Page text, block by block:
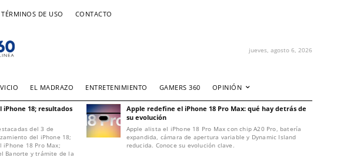
TÉRMINOS DE USO CONTACTO
jueves, agosto 6, 2026
EL MADRAZO ENTRETENIMIENTO GAMERS 360 OPINIÓN
18; resultados
del 3 de
del iPhone 18;
18 Pro Max;
Banorte y trámite de la
Apple redefine el iPhone 18 Pro Max: qué hay detrás de
su evolución
Apple alista el iPhone 18 Pro Max con chip A20 Pro, batería
expandida, cámara de apertura variable y Dynamic Island
reducida. Conoce su evolución clave.